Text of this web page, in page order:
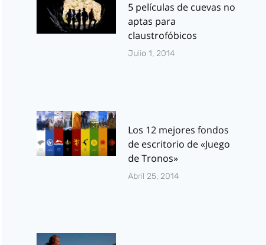
5 películas de cuevas no
aptas para
claustrofóbicos
Julio 1, 2014
Los 12 mejores fondos
de escritorio de «Juego
de Tronos»
Abril 25, 2014